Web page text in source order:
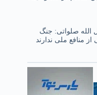
الله صلواتی: جنگ
منافع ملی ندارند